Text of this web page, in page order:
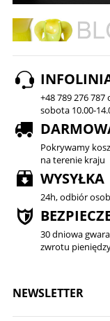
+48 789 276
sobota 10.00-
Pokrywamy
na terenie kraju
WYSYŁKA
24h, odbiór
30 dniowa
zwrotu
NEWSLETTER